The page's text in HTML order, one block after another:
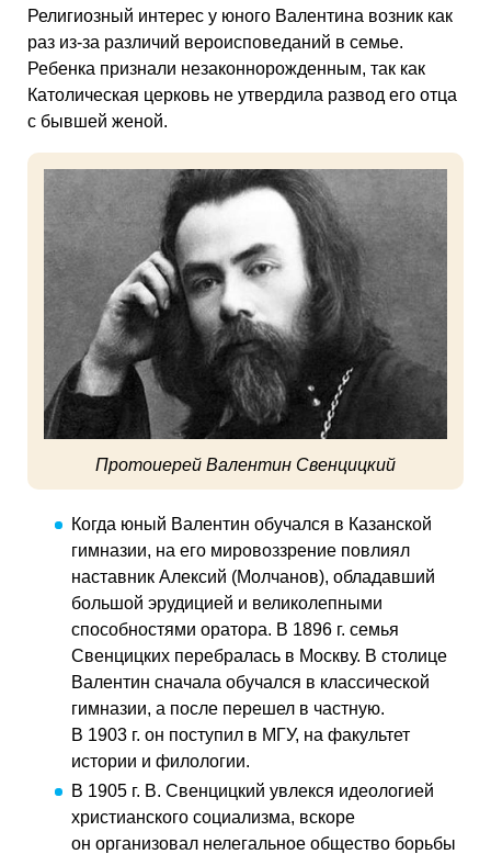
Религиозный интерес у юного Валентина возник как
раз из-за различий вероисповеданий в семье.
Ребенка признали незаконнорожденным, так как
Католическая церковь не утвердила развод его отца
с бывшей женой.
Протоиерей Валентин Свенцицкий
Когда юный Валентин обучался в Казанской
гимназии, на его мировоззрение повлиял
наставник Алексий (Молчанов), обладавший
большой эрудицией и великолепными
способностями оратора. В 1896 г. семья
Свенцицких перебралась в Москву. В столице
Валентин сначала обучался в классической
гимназии, а после перешел в частную.
В 1903 г. он поступил в МГУ, на факультет
истории и филологии.
В 1905 г. В. Свенцицкий увлекся идеологией
христианского социализма, вскоре
он организовал нелегальное общество борьбы